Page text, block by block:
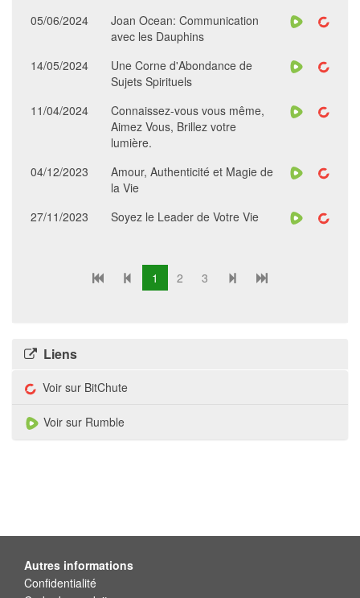
05/06/2024
Joan Ocean: Communication
avec les Dauphins
14/05/2024
Une Corne d'Abondance de
Sujets Spirituels
11/04/2024
Connaissez-vous vous même,
Aimez Vous, Brillez votre
lumière.
04/12/2023
Amour, Authenticité et Magie de
la Vie
27/11/2023
Soyez le Leader de Votre Vie
1 2 3
Liens
Voir sur BitChute
Voir sur Rumble
Autres informations
Confidentialité